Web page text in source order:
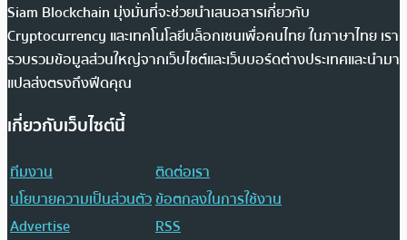
Siam Blockchain มุ่งมั่นที่จะช่วยนำเสนอสารเกี่ยวกับ
Cryptocurrency และเทคโนโลยีบล็อกเชนเพื่อคนไทย ในภาษาไทย เรา
รวบรวมข้อมูลส่วนใหญ่จากเว็บไซต์และเว็บบอร์ดต่างประเทศและนำมา
แปลส่งตรงถึงฟีดคุณ
เกี่ยวกับเว็บไซต์นี้
ทีมงาน
ติดต่อเรา
นโยบายความเป็นส่วนตัวข้อตกลงในการใช้งาน
Advertise
RSS